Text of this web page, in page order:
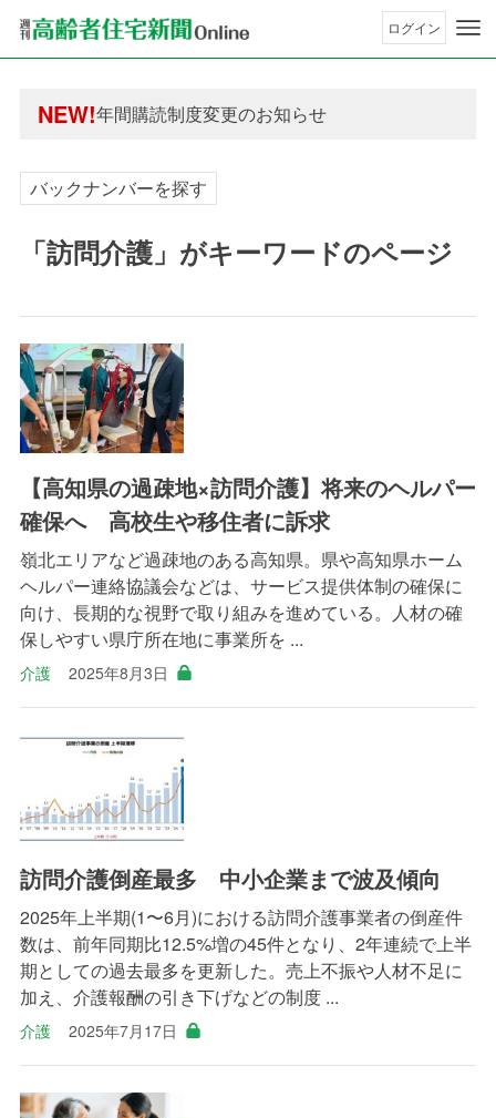
ログイン
NEW!
年間購読制度変更のお知らせ
年間購読制度変更のお知らせ
バックナンバーを探す
「訪問介護」がキーワードのページ
【高知県の過疎地×訪問介護】将来のヘルパー
確保へ 高校生や移住者に訴求
嶺北エリアなど過疎地のある高知県。県や高知県ホーム
ヘルパー連絡協議会などは、サービス提供体制の確保に
向け、長期的な視野で取り組みを進めている。人材の確
保しやすい県庁所在地に事業所を ...
介護 2025年8月3日
訪問介護倒産最多 中小企業まで波及傾向
2025年上半期(1〜6月)における訪問介護事業者の倒産件
数は、前年同期比12.5%増の45件となり、2年連続で上半
期としての過去最多を更新した。売上不振や人材不足に
加え、介護報酬の引き下げなどの制度 ...
介護 2025年7月17日